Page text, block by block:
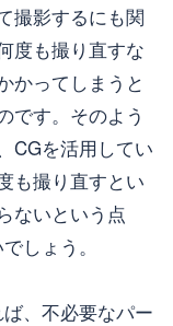
撮影するにも関
度も撮り直すな
かってしまうと
です。そのよう
CGを活用してい
も撮り直すとい
ないという点
しょう。
、不必要なパー